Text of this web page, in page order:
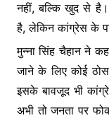
नहीं, बल्कि खुद से
है, लेकिन कांग्रेस के
मुन्ना सिंह चैहान ने
जाने के लिए कोई
इसके बावजूद भी
अभी तो जनता पर